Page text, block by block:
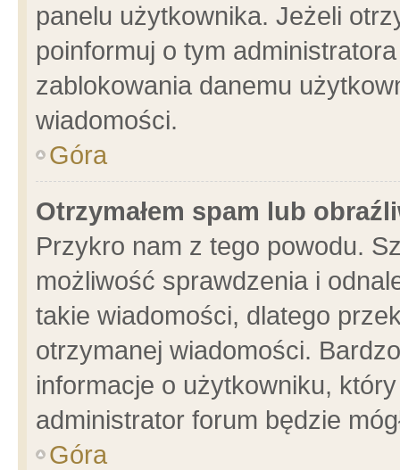
panelu użytkownika. Jeżeli
poinformuj o tym
zablokowania danemu
wiadomości.
Góra
Otrzymałem spam lub
Przykro nam z tego powodu.
możliwość sprawdzenia i
takie wiadomości, dlatego
otrzymanej wiadomości.
informacje o użytkowniku,
administrator forum będzie
Góra